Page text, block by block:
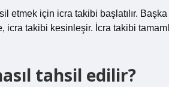
etmek için icra takibi başlatılır.
takibi kesinleşir. İcra takibi
tahsil edilir?